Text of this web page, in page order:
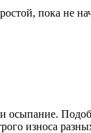
пока не
осыпание.
износа